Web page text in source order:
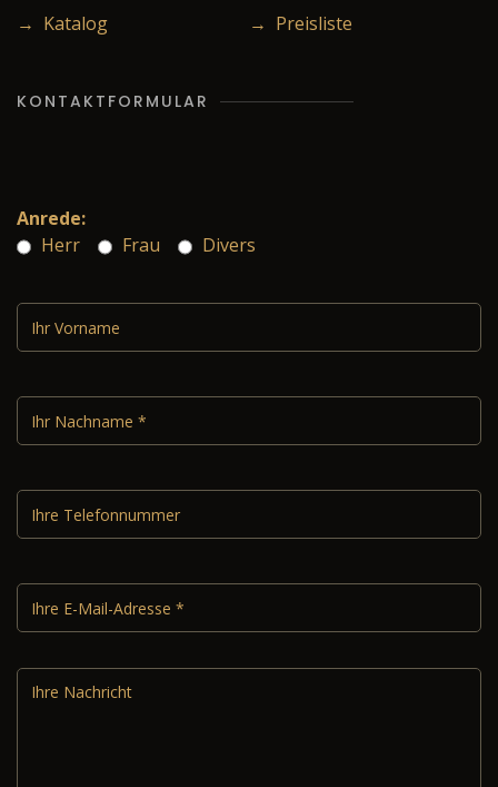
→ Katalog → Preisliste
KONTAKTFORMULAR
Anrede:
Herr
Frau Divers